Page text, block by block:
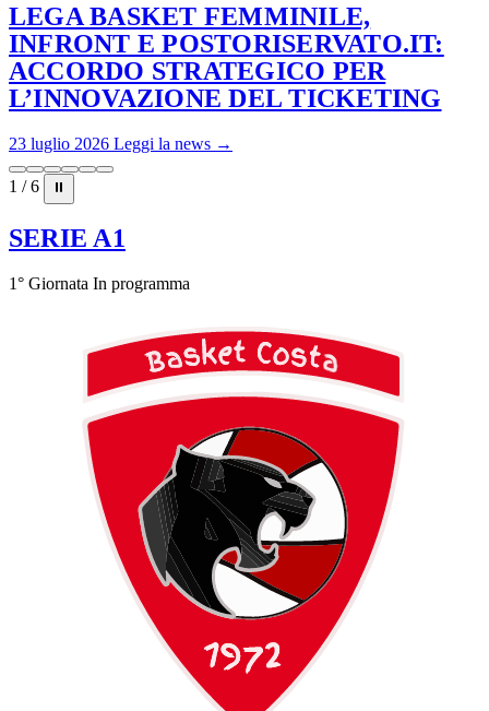
LEGA BASKET FEMMINILE,
INFRONT E POSTORISERVATO.IT:
ACCORDO STRATEGICO PER
L’INNOVAZIONE DEL TICKETING
23 luglio 2026 Leggi la news →
1 / 6 ⏸
SERIE A1
1° Giornata In programma